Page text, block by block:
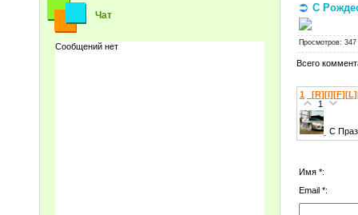
Чат
С
Просмотров:
Всего
1
1
С
Имя *:
Email *: